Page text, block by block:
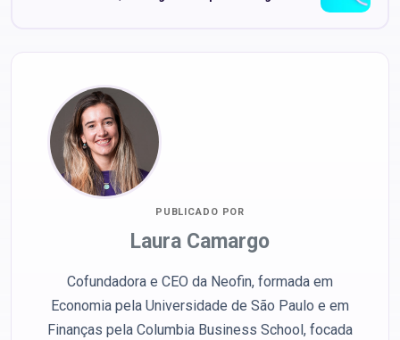
PUBLICADO POR
Laura Camargo
Cofundadora e CEO da Neofin, formada em
Economia pela Universidade de São Paulo e em
Finanças pela Columbia Business School, focada